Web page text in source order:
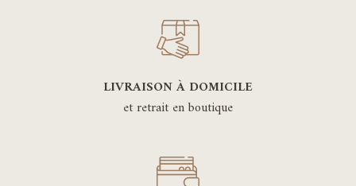
LIVRAISON À DOMICILE
et retrait en boutique